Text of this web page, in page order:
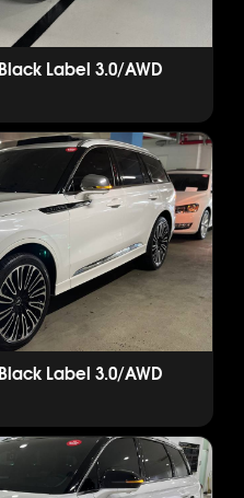
Label 3.0/AWD
Label 3.0/AWD